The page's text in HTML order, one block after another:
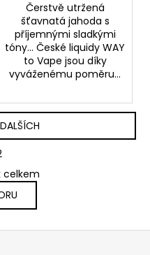
Čerstvě utržená
šťavnatá jahoda s
příjemnými sladkými
tóny... České liquidy WAY
to Vape jsou díky
vyváženému poměru...
celkem